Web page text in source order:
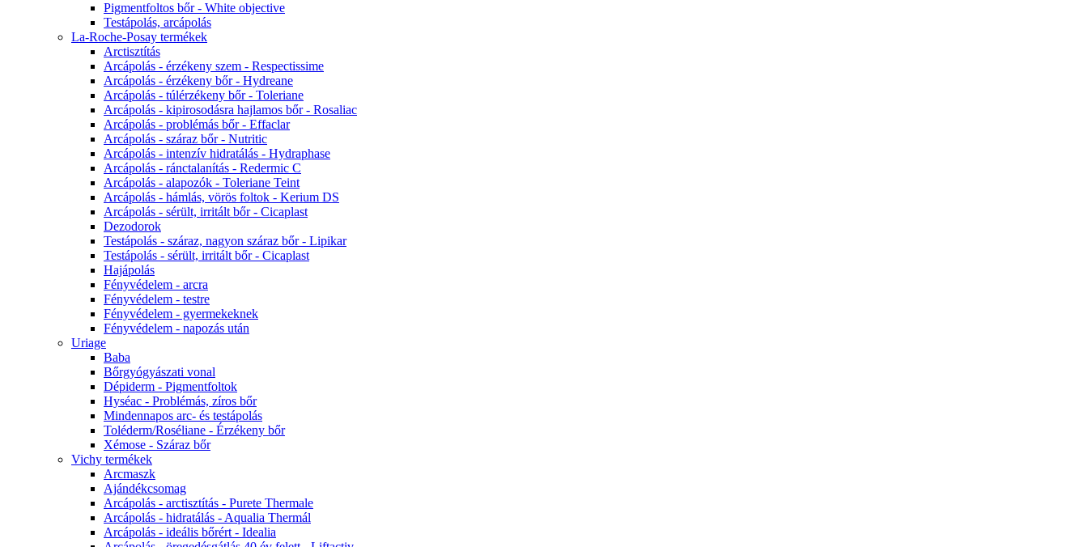
Pigmentfoltos bőr - White objective
Testápolás, arcápolás
La-Roche-Posay termékek
Arctisztítás
Arcápolás - érzékeny szem - Respectissime
Arcápolás - érzékeny bőr - Hydreane
Arcápolás - túlérzékeny bőr - Toleriane
Arcápolás - kipirosodásra hajlamos bőr - Rosaliac
Arcápolás - problémás bőr - Effaclar
Arcápolás - száraz bőr - Nutritic
Arcápolás - intenzív hidratálás - Hydraphase
Arcápolás - ránctalanítás - Redermic C
Arcápolás - alapozók - Toleriane Teint
Arcápolás - hámlás, vörös foltok - Kerium DS
Arcápolás - sérült, irritált bőr - Cicaplast
Dezodorok
Testápolás - száraz, nagyon száraz bőr - Lipikar
Testápolás - sérült, irritált bőr - Cicaplast
Hajápolás
Fényvédelem - arcra
Fényvédelem - testre
Fényvédelem - gyermekeknek
Fényvédelem - napozás után
Uriage
Baba
Bőrgyógyászati vonal
Dépiderm - Pigmentfoltok
Hyséac - Problémás, zíros bőr
Mindennapos arc- és testápolás
Toléderm/Roséliane - Érzékeny bőr
Xémose - Száraz bőr
Vichy termékek
Arcmaszk
Ajándékcsomag
Arcápolás - arctisztítás - Purete Thermale
Arcápolás - hidratálás - Aqualia Thermál
Arcápolás - ideális bőrért - Idealia